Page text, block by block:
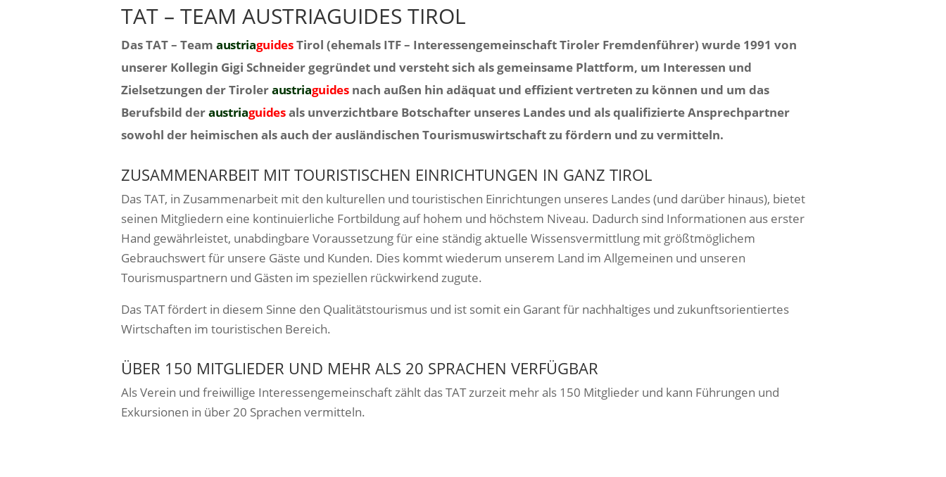
TAT – TEAM AUSTRIAGUIDES TIROL
Das TAT – Team austriaguidesTirol (ehemals ITF – Interessengemeinschaft Tiroler Fremdenführer) wurde 1991 von
unserer Kollegin Gigi Schneider gegründet und versteht sich als gemeinsame Plattform, um Interessen und
Zielsetzungen der Tiroleraustriaguidesnach außen hin adäquat und effizient vertreten zu können und um das
Berufsbild deraustriaguidesals unverzichtbare Botschafter unseres Landes und als qualifizierte Ansprechpartner
sowohl der heimischen als auch der ausländischen Tourismuswirtschaft zu fördern und zu vermitteln.
ZUSAMMENARBEIT MIT TOURISTISCHEN EINRICHTUNGEN IN GANZ TIROL
Das TAT, in Zusammenarbeit mit den kulturellen und touristischen Einrichtungen unseres Landes (und darüber hinaus), bietet
seinen Mitgliedern eine kontinuierliche Fortbildung auf hohem und höchstem Niveau. Dadurch sind Informationen aus erster
Hand gewährleistet, unabdingbare Voraussetzung für eine ständig aktuelle Wissensvermittlung mit größtmöglichem
Gebrauchswert für unsere Gäste und Kunden. Dies kommt wiederum unserem Land im Allgemeinen und unseren
Tourismuspartnern und Gästen im speziellen rückwirkend zugute.
Das TAT fördert in diesem Sinne den Qualitätstourismus und ist somit ein Garant für nachhaltiges und zukunftsorientiertes
Wirtschaften im touristischen Bereich.
ÜBER 150 MITGLIEDER UND MEHR ALS 20 SPRACHEN VERFÜGBAR
Als Verein und freiwillige Interessengemeinschaft zählt das TAT zurzeit mehr als 150 Mitglieder und kann Führungen und
Exkursionen in über 20 Sprachen vermitteln.